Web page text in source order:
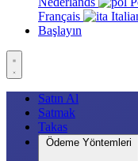
Français
Başlayın
Satın Al
Satmak
Takas
Ödeme Yöntemleri